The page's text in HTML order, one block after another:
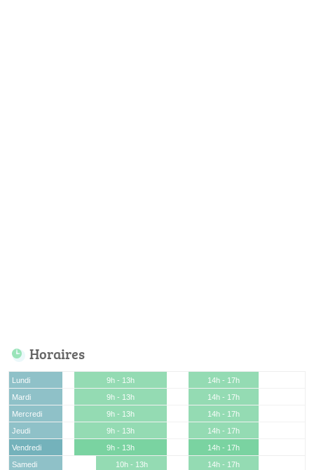
Horaires
Lundi 9h - 13h
14h - 17h
Mardi
9h - 13h
14h - 17h
Mercredi
9h - 13h
14h - 17h
Jeudi
9h - 13h
14h - 17h
Vendredi
9h - 13h
14h - 17h
Samedi
10h - 13h
14h - 17h